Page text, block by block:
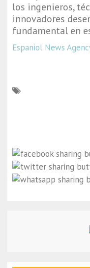
los ingenieros,
innovadores
fundamental en
Espaniol News